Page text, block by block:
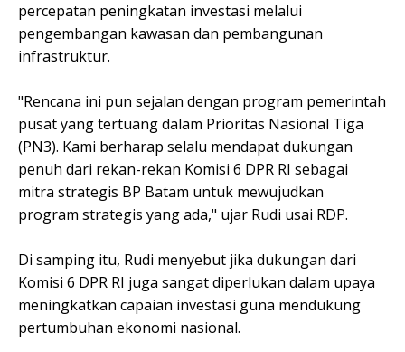
percepatan peningkatan investasi melalui
pengembangan kawasan dan pembangunan
infrastruktur.
"Rencana ini pun sejalan dengan program pemerintah
pusat yang tertuang dalam Prioritas Nasional Tiga
(PN3). Kami berharap selalu mendapat dukungan
penuh dari rekan-rekan Komisi 6 DPR RI sebagai
mitra strategis BP Batam untuk mewujudkan
program strategis yang ada," ujar Rudi usai RDP.
Di samping itu, Rudi menyebut jika dukungan dari
Komisi 6 DPR RI juga sangat diperlukan dalam upaya
meningkatkan capaian investasi guna mendukung
pertumbuhan ekonomi nasional.